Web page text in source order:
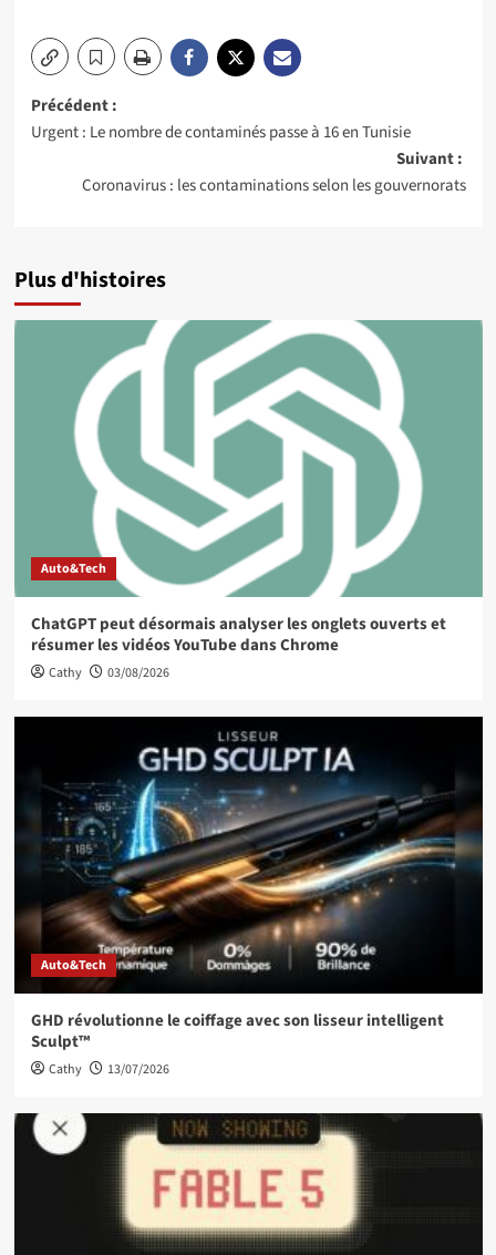
Navigation
d’article
Précédent :
Urgent : Le nombre de contaminés passe à 16 en Tunisie
Suivant :
Coronavirus : les contaminations selon les gouvernorats
Plus d'histoires
Auto&Tech
ChatGPT peut désormais analyser les onglets ouverts et
résumer les vidéos YouTube dans Chrome
Cathy 03/08/2026
Auto&Tech
GHD révolutionne le coiffage avec son lisseur intelligent
Sculpt™
Cathy 13/07/2026